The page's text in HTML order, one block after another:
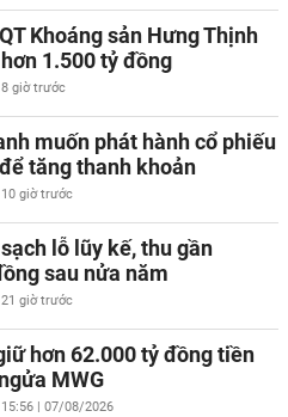
Khoáng sản Hưng Thịnh
1.500 tỷ đồng
8 giờ trước
muốn phát hành cổ phiếu
tăng thanh khoản
10 giờ trước
lỗ lũy kế, thu gần
sau nửa năm
21 giờ trước
hơn 62.000 tỷ đồng tiền
MWG
15:56 | 07/08/2026